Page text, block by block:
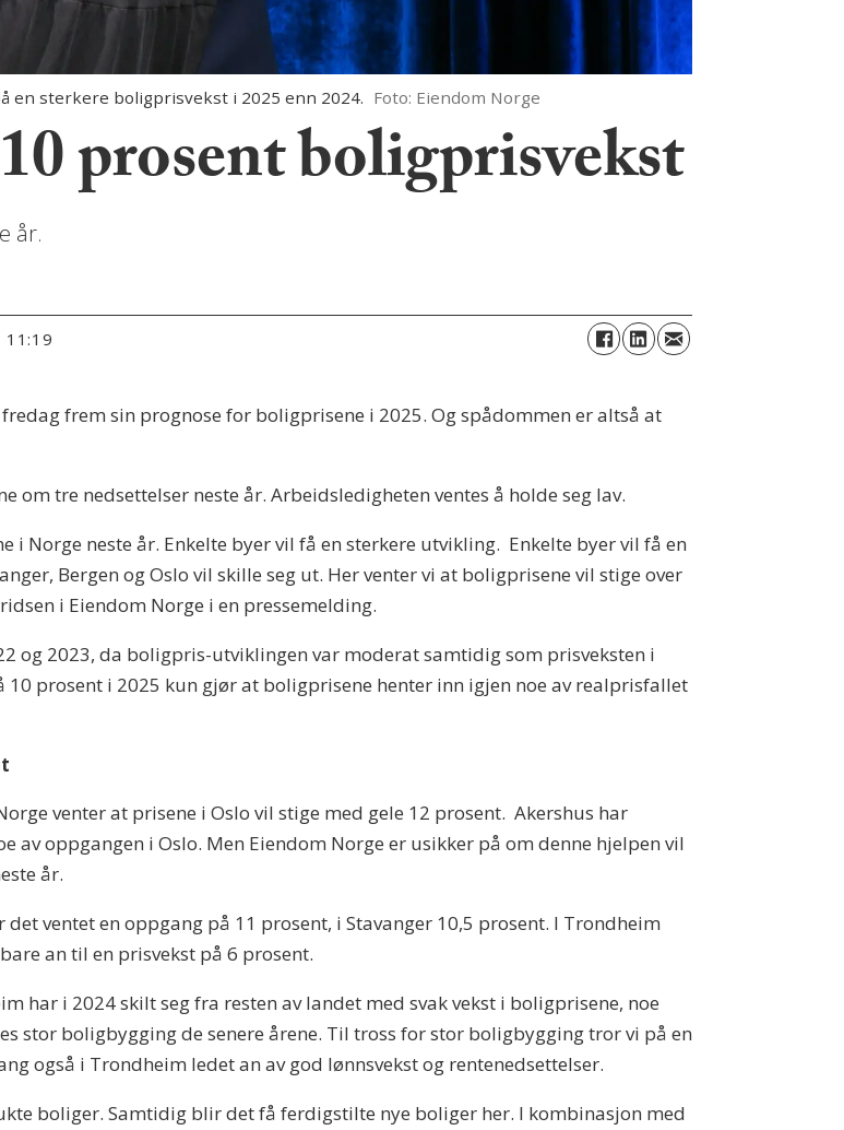
en sterkere boligprisvekst i 2025 enn 2024. Foto: Eiendom Norge
prosent boligprisvekst
år.
11:19
frem sin prognose for boligprisene i 2025. Og spådommen er altså at
om tre nedsettelser neste år. Arbeidsledigheten ventes å holde seg lav.
i Norge neste år. Enkelte byer vil få en sterkere utvikling. Enkelte byer vil få en
Bergen og Oslo vil skille seg ut. Her venter vi at boligprisene vil stige over
i Eiendom Norge i en pressemelding.
og 2023, da boligpris-utviklingen var moderat samtidig som prisveksten i
prosent i 2025 kun gjør at boligprisene henter inn igjen noe av realprisfallet
venter at prisene i Oslo vil stige med gele 12 prosent. Akershus har
av oppgangen i Oslo. Men Eiendom Norge er usikker på om denne hjelpen vil
år.
det ventet en oppgang på 11 prosent, i Stavanger 10,5 prosent. I Trondheim
an til en prisvekst på 6 prosent.
har i 2024 skilt seg fra resten av landet med svak vekst i boligprisene, noe
stor boligbygging de senere årene. Til tross for stor boligbygging tror vi på en
også i Trondheim ledet an av god lønnsvekst og rentenedsettelser.
boliger. Samtidig blir det få ferdigstilte nye boliger her. I kombinasjon med